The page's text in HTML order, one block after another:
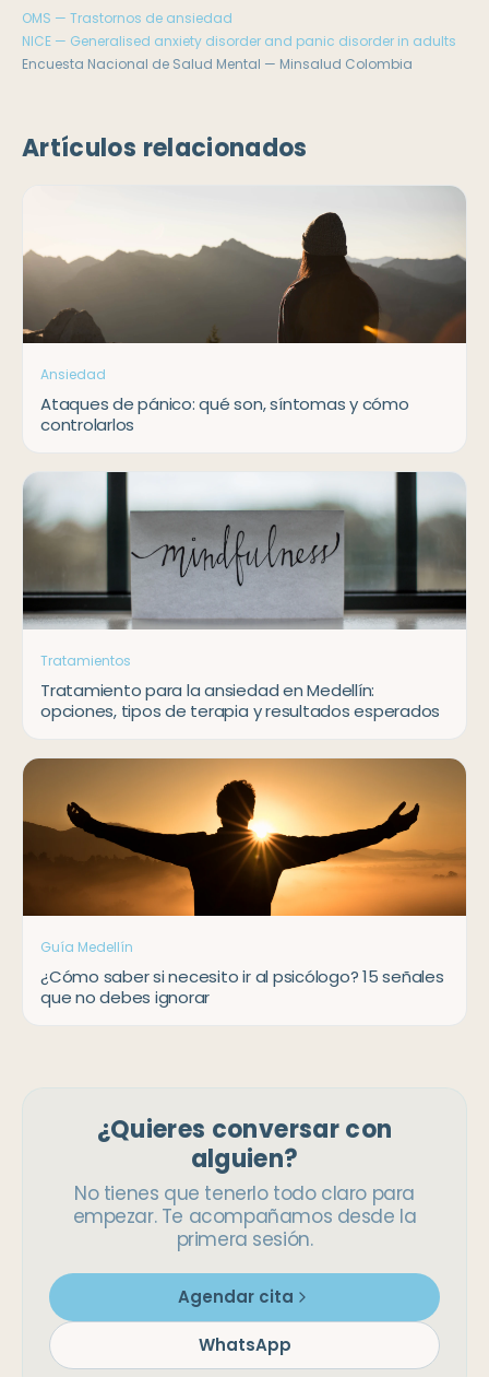
OMS — Trastornos de ansiedad
NICE — Generalised anxiety disorder and panic disorder in adults
Encuesta Nacional de Salud Mental — Minsalud Colombia
Artículos relacionados
Ansiedad
Ataques de pánico: qué son, síntomas y cómo
controlarlos
Tratamientos
Tratamiento para la ansiedad en Medellín:
opciones, tipos de terapia y resultados esperados
Guía Medellín
¿Cómo saber si necesito ir al psicólogo? 15 señales
que no debes ignorar
¿Quieres conversar con
alguien?
No tienes que tenerlo todo claro para
empezar. Te acompañamos desde la
primera sesión.
Agendar cita
WhatsApp